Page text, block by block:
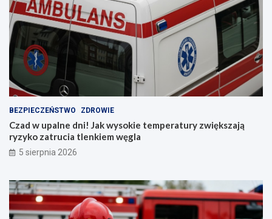
i
e
BEZPIECZEŃSTWO ZDROWIE
Czad w upalne dni! Jak wysokie temperatury zwiększają
ryzyko zatrucia tlenkiem węgla
5 sierpnia 2026